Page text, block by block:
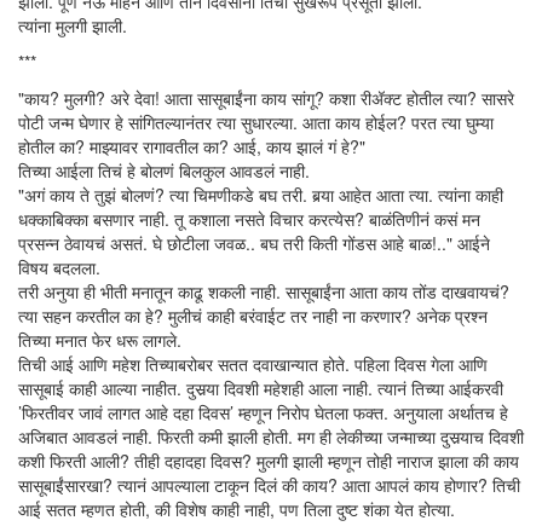
त्यांना मुलगी झाली.
***
"काय? मुलगी? अरे देवा! आता सासूबाईंना काय सांगू? कशा रीअ‍ॅक्ट होतील त्या? सासरे
पोटी जन्म घेणार हे सांगितल्यानंतर त्या सुधारल्या. आता काय होईल? परत त्या घुम्या
होतील का? माझ्यावर रागावतील का? आई, काय झालं गं हे?"
तिच्या आईला तिचं हे बोलणं बिलकुल आवडलं नाही.
"अगं काय ते तुझं बोलणं? त्या चिमणीकडे बघ तरी. बर्‍या आहेत आता त्या. त्यांना काही
धक्काबिक्का बसणार नाही. तू कशाला नसते विचार करत्येस? बाळंतिणीनं कसं मन
प्रसन्न ठेवायचं असतं. घे छोटीला जवळ.. बघ तरी किती गोंडस आहे बाळ!.." आईने
विषय बदलला.
तरी अनुया ही भीती मनातून काढू शकली नाही. सासूबाईंना आता काय तोंड दाखवायचं?
त्या सहन करतील का हे? मुलीचं काही बरंवाईट तर नाही ना करणार? अनेक प्रश्न
तिच्या मनात फेर धरू लागले.
तिची आई आणि महेश तिच्याबरोबर सतत दवाखान्यात होते. पहिला दिवस गेला आणि
सासूबाई काही आल्या नाहीत. दुसर्‍या दिवशी महेशही आला नाही. त्यानं तिच्या आईकरवी
’फिरतीवर जावं लागत आहे दहा दिवस’ म्हणून निरोप घेतला फक्त. अनुयाला अर्थातच हे
अजिबात आवडलं नाही. फिरती कमी झाली होती. मग ही लेकीच्या जन्माच्या दुसर्‍याच दिवशी
कशी फिरती आली? तीही दहादहा दिवस? मुलगी झाली म्हणून तोही नाराज झाला की काय
सासूबाईंसारखा? त्यानं आपल्याला टाकून दिलं की काय? आता आपलं काय होणार? तिची
आई सतत म्हणत होती, की विशेष काही नाही, पण तिला दुष्ट शंका येत होत्या.